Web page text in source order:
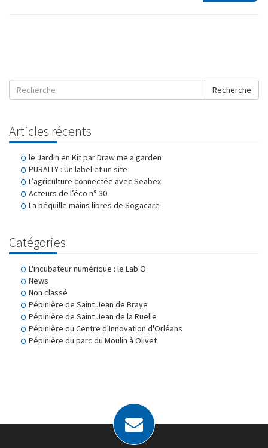
Recherche
Articles récents
le Jardin en Kit par Draw me a garden
PURALLY : Un label et un site
L’agriculture connectée avec Seabex
Acteurs de l’éco n° 30
La béquille mains libres de Sogacare
Catégories
L'incubateur numérique : le Lab'O
News
Non classé
Pépinière de Saint Jean de Braye
Pépinière de Saint Jean de la Ruelle
Pépinière du Centre d'Innovation d'Orléans
Pépinière du parc du Moulin à Olivet